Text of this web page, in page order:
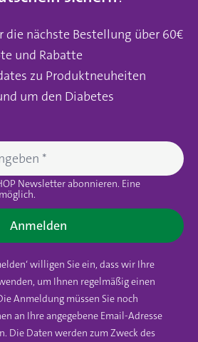
die nächste Bestellung über 60€
und Rabatte
zu Produktneuheiten
um den Diabetes
Newsletter abonnieren. Eine
Anmelden
willigen Sie ein, dass wir Ihre
um Ihnen regelmäßig einen
Anmeldung müssen Sie noch
an Ihre angegebene Email-Adresse
Die Daten werden zum Zweck des